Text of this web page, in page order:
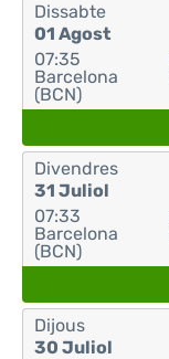
Dissabte
01 Agost
07:35
Barcelona
(BCN)
Divendres
31 Juliol
07:33
Barcelona
(BCN)
Dijous
30 Juliol